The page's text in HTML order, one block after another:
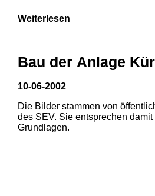
Weiterlesen
Bau der Anlage
10-06-2002
Die Bilder stammen von
des SEV. Sie entsprechen
Grundlagen.